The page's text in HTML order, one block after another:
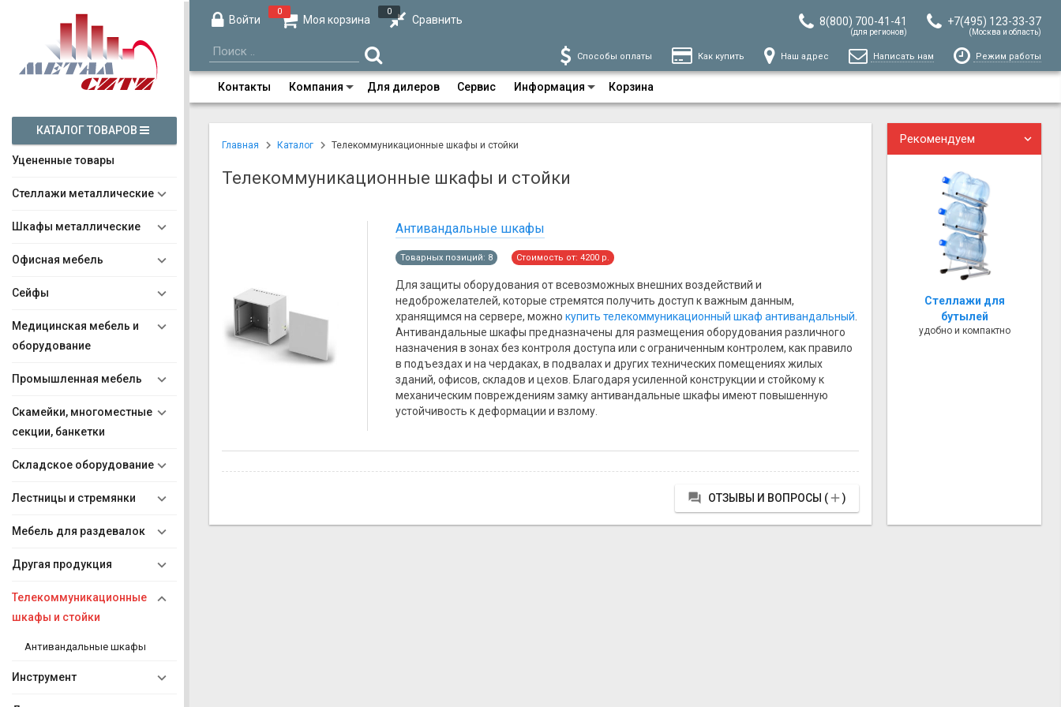
Войти Моя корзина
0
Сравнить
0
8(800) 700-41-41
(для регионов)
+7(495) 123-33-37
(Москва и область)
Способы оплаты Как купить Наш адрес Написать нам Режим работы
Контакты Компания Для дилеров Сервис Информация Корзина
КАТАЛОГ ТОВАРОВ
Уцененные товары
Стеллажи металлические
Шкафы металлические
Офисная мебель
Сейфы
Медицинская мебель и
оборудование
Промышленная мебель
Скамейки, многоместные
секции, банкетки
Складское оборудование
Лестницы и стремянки
Мебель для раздевалок
Другая продукция
Телекоммуникационные
шкафы и стойки
Антивандальные шкафы
Инструмент
Главная Каталог Телекоммуникационные шкафы и стойки
Телекоммуникационные шкафы и стойки
Антивандальные шкафы
Товарных позиций: 8 Стоимость от: 4200 р.
Для защиты оборудования от всевозможных внешних воздействий и
недоброжелателей, которые стремятся получить доступ к важным данным,
хранящимся на сервере, можнокупить телекоммуникационный шкаф антивандальный
Антивандальные шкафы предназначены для размещения оборудования различного
назначения в зонах без контроля доступа или с ограниченным контролем, как правило
в подъездах и на чердаках, в подвалах и других технических помещениях жилых
зданий, офисов, складов и цехов. Благодаря усиленной конструкции и стойкому к
механическим повреждениям замку антивандальные шкафы имеют повышенную
устойчивость к деформации и взлому.
 ОТЗЫВЫ И ВОПРОСЫ ()
Рекомендуем
Стеллажи для
бутылей
удобно и компактно